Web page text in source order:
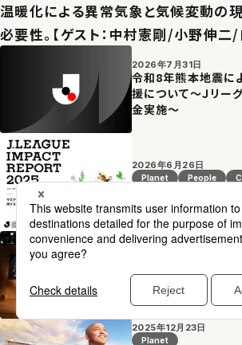
温暖化による異常気象と気候変動の
必要性。【ゲスト：中村憲剛/小野伸二/
2026年7月31日
令和8年熊本地震に
援について～Ｊリー
金実施～
2026年6月26日
Planet People
Ｊリーグインパク
２０２６Ｊリーグシャ
賞決定のお知らせ
2025年12月23日
Planet